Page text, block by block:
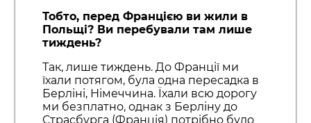
Тобто, перед Францією ви жили в
Польщі? Ви перебували там лише
тиждень?
Так, лише тиждень. До Франції ми
їхали потягом, була одна пересадка в
Берліні, Німеччина. Їхали всю дорогу
ми безплатно, однак з Берліну до
Страсбурга (Франція) потрібно було